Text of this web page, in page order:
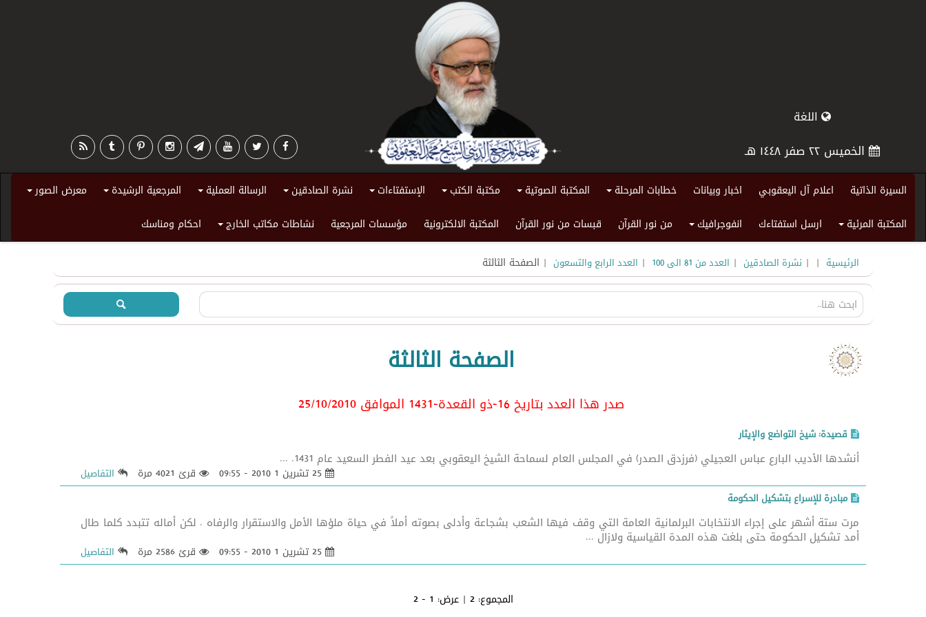
اللغة
الخميس ٢٢ صفر ١٤٤٨ هـ
السيرة الذاتية اعلام آل اليعقوبي اخبار وبيانات خطابات المرحلة المكتبة الصوتية مكتبة الكتب الإستفتاءات نشرة الصادقين الرسالة العملية المرجعية الرشيدة معرض الصور
المكتبة المرئية ارسل استفتاءك انفوجرافيك من نور القرآن قبسات من نور القرآن المكتبة الالكترونية مؤسسات المرجعية نشاطات مكاتب الخارج احكام ومناسك
الرئيسية |
| نشرة الصادقين | العدد من 81 الى 100 | العدد الرابع والتسعون | الصفحة الثالثة
الصفحة الثالثة
صدر هذا العدد بتاريخ 16-ذو القعدة-1431 الموافق 25/10/2010
قصيدة: شيخ التواضع والإيثار
أنشدها الأديب البارع عباس العجيلي (فرزدق الصدر) في المجلس العام لسماحة الشيخ اليعقوبي بعد عيد الفطر السعيد عام 1431. ...
قرئ 4021 مرة
التفاصيل
مبادرة للإسراع بتشكيل الحكومة
مرت ستة أشهر على إجراء الانتخابات البرلمانية العامة التي وقف فيها الشعب بشجاعة وأدلى بصوته أملاً في حياة ملؤها الأمل والاستقرار والرفاه . لكن أماله تتبدد كلما طال
أمد تشكيل الحكومة حتى بلغت هذه المدة القياسية ولازال ...
قرئ 2586 مرة التفاصيل
المجموع:2 | عرض: 1 - 2